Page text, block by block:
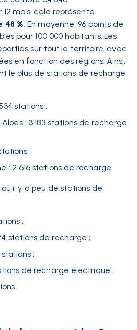
12 mois, cela représente
48 %. En moyenne, 96 points de
pour 100 000 habitants. Les
sur tout le territoire, avec
en fonction des régions. Ainsi,
le plus de stations de recharge
stations ;
: 3 183 stations de recharge
;
: 2 616 stations de recharge
où il y a peu de stations de
;
stations de recharge ;
;
de recharge électrique ;